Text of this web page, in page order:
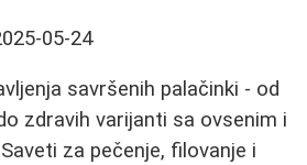
05-24
savršenih palačinki - od
zdravih varijanti sa ovsenim i
za pečenje, filovanje i